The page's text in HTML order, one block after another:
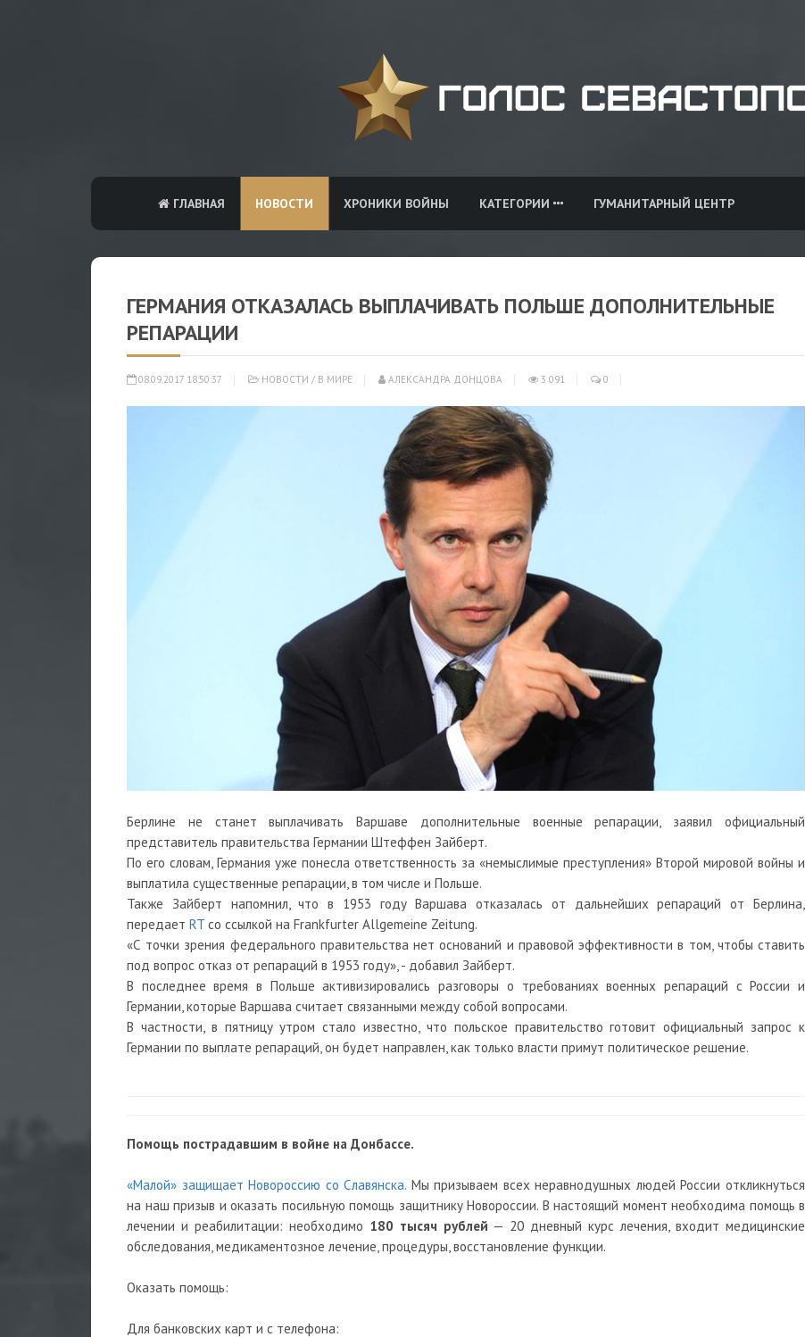
ГЛАВНАЯ НОВОСТИ ХРОНИКИ ВОЙНЫ КАТЕГОРИИ ГУМАНИТАРНЫЙ ЦЕНТР
ГЕРМАНИЯ ОТКАЗАЛАСЬ ВЫПЛАЧИВАТЬ ПОЛЬШЕ ДОПОЛНИТЕЛЬНЫЕ
РЕПАРАЦИИ
08.09.2017 18:50:37 НОВОСТИ / В МИРЕ АЛЕКСАНДРА ДОНЦОВА 3 091 0
Берлине не станет выплачивать Варшаве дополнительные военные репарации, заявил официальный
представитель правительства Германии Штеффен Зайберт.
По его словам, Германия уже понесла ответственность за «немыслимые преступления» Второй мировой войны и
выплатила существенные репарации, в том числе и Польше.
Также Зайберт напомнил, что в 1953 году Варшава отказалась от дальнейших репараций от Берлина,
передает RT со ссылкой на Frankfurter Allgemeine Zeitung.
«С точки зрения федерального правительства нет оснований и правовой эффективности в том, чтобы ставить
под вопрос отказ от репараций в 1953 году», - добавил Зайберт.
В последнее время в Польше активизировались разговоры о требованиях военных репараций с России и
Германии, которые Варшава считает связанными между собой вопросами.
В частности, в пятницу утром стало известно, что польское правительство готовит официальный запрос к
Германии по выплате репараций, он будет направлен, как только власти примут политическое решение.
Помощь пострадавшим в войне на Донбассе.
«Малой» защищает Новороссию со Славянска. Мы призываем всех неравнодушных людей России откликнуться
на наш призыв и оказать посильную помощь защитнику Новороссии. В настоящий момент необходима помощь в
лечении и реабилитации: необходимо 180 тысяч рублей — 20 дневный курс лечения, входит медицинские
обследования, медикаментозное лечение, процедуры, восстановление функции.
Оказать помощь:
Для банковских карт и с телефона: